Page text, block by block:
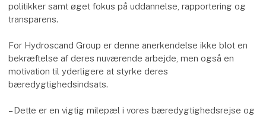
politikker samt øget fokus på uddannelse, rapportering og
transparens.
For Hydroscand Group er denne anerkendelse ikke blot en
bekræftelse af deres nuværende arbejde, men også en
motivation til yderligere at styrke deres
bæredygtighedsindsats.
– Dette er en vigtig milepæl i vores bæredygtighedsrejse og